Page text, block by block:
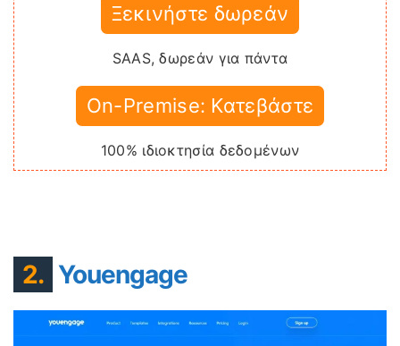
Ξεκινήστε δωρεάν
SAAS, δωρεάν για πάντα
On-Premise: Κατεβάστε
100% ιδιοκτησία δεδομένων
2. Youengage